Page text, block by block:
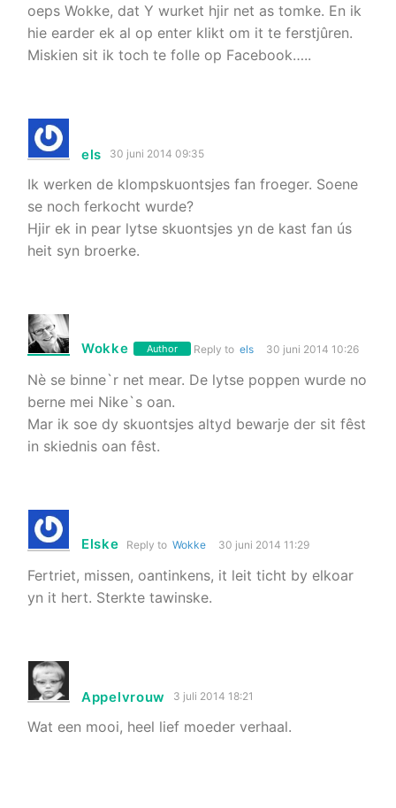
oeps Wokke, dat Y wurket hjir net as tomke. En ik
hie earder ek al op enter klikt om it te ferstjûren.
Miskien sit ik toch te folle op Facebook…..
els 30 juni 2014 09:35
Ik werken de klompskuontsjes fan froeger. Soene
se noch ferkocht wurde?
Hjir ek in pear lytse skuontsjes yn de kast fan ús
heit syn broerke.
Wokke Author Reply to els 30 juni 2014 10:26
Nè se binne`r net mear. De lytse poppen wurde no
berne mei Nike`s oan.
Mar ik soe dy skuontsjes altyd bewarje der sit fêst
in skiednis oan fêst.
Elske Reply to Wokke 30 juni 2014 11:29
Fertriet, missen, oantinkens, it leit ticht by elkoar
yn it hert. Sterkte tawinske.
Appelvrouw 3 juli 2014 18:21
Wat een mooi, heel lief moeder verhaal.